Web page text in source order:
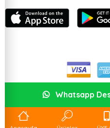
Whatsapp